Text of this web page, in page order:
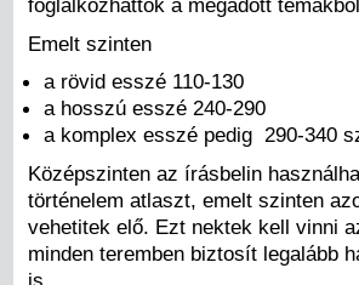
foglalkozhattok a megadott
Emelt szinten
a rövid esszé 110-130
a hosszú esszé 240-290
a komplex esszé pedig 290-340
Középszinten az írásbelin
történelem atlaszt, emelt szinten
vehetitek elő. Ezt nektek kell vinni
minden teremben biztosít legalább
is.